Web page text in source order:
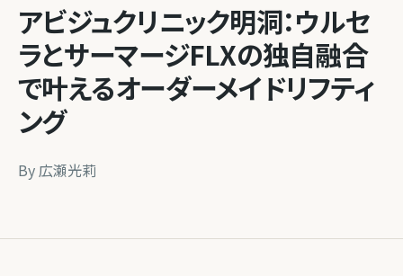
アビジュクリニック明洞：ウルセ
ラとサーマージFLXの独自融合
で叶えるオーダーメイドリフティ
ング
By広瀬光莉